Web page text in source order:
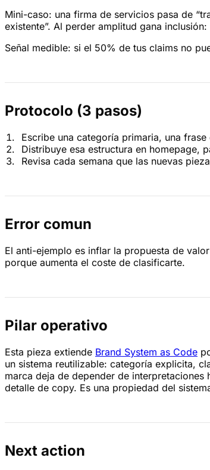
Mini-caso: una firma de servicios pasa de
existente”. Al perder amplitud gana
Señal medible: si el 50% de tus claims no
Protocolo (3 pasos)
Escribe una categoría primaria, una
Distribuye esa estructura en homepage,
Revisa cada semana que las nuevas
Error comun
El anti-ejemplo es inflar la propuesta de
porque aumenta el coste de clasificarte.
Pilar operativo
Esta pieza extiende Brand System as Code
un sistema reutilizable: categoría explicita,
marca deja de depender de
detalle de copy. Es una propiedad del
Next action